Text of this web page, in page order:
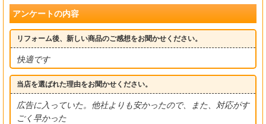
アンケートの内容
リフォーム後、新しい商品のご感想をお聞かせください。
快適です
当店を選ばれた理由をお聞かせください。
広告に入っていた。他社よりも安かったので、また、対応がす
ごく早かった